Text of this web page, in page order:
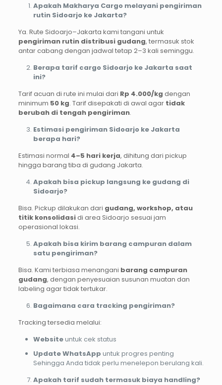
Apakah Makharya Cargo melayani pengiriman
rutin Sidoarjo ke Jakarta?
Ya. Rute Sidoarjo–Jakarta kami tangani untuk
pengiriman rutin distribusi gudang, termasuk stok
antar cabang dengan jadwal tetap 2–3 kali seminggu.
Berapa tarif cargo Sidoarjo ke Jakarta saat
ini?
Tarif acuan di rute ini mulai dari Rp 4.000/kg dengan
minimum 50 kg. Tarif disepakati di awal agar tidak
berubah di tengah pengiriman.
Estimasi pengiriman Sidoarjo ke Jakarta
berapa hari?
Estimasi normal 4–5 hari kerja, dihitung dari pickup
hingga barang tiba di gudang Jakarta.
Apakah bisa pickup langsung ke gudang di
Sidoarjo?
Bisa. Pickup dilakukan dari gudang, workshop, atau
titik konsolidasidi area Sidoarjo sesuai jam
operasional lokasi.
Apakah bisa kirim barang campuran dalam
satu pengiriman?
Bisa. Kami terbiasa menangani barang campuran
gudang, dengan penyesuaian susunan muatan dan
labeling agar tidak tertukar.
Bagaimana cara tracking pengiriman?
Tracking tersedia melalui:
Websiteuntuk cek status
Update WhatsApp untuk progres penting
Sehingga Anda tidak perlu menelepon berulang kali.
Apakah tarif sudah termasuk biaya handling?